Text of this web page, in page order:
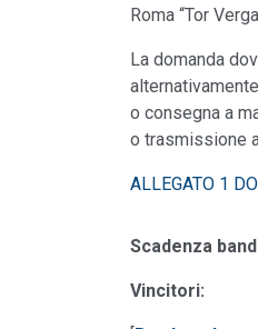
Roma “Tor
La domanda
o consegna a
o trasmissione
ALLEGATO 1
Scadenza
Vincitori: